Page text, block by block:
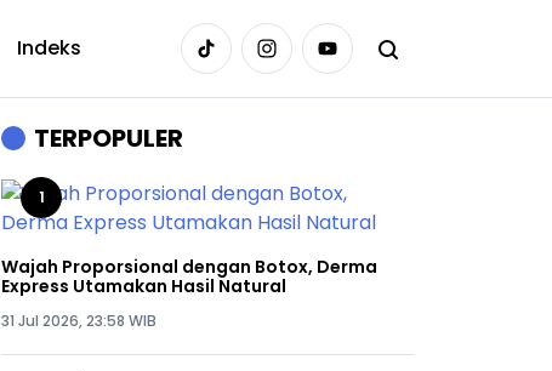
Indeks
TERPOPULER
1
Wajah Proporsional dengan Botox, Derma
Express Utamakan Hasil Natural
31 Jul 2026, 23:58 WIB